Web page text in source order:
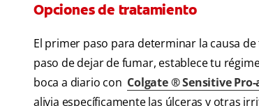
Opciones de tratamiento
El primer paso para determinar la causa
paso de dejar de fumar, establece tu
boca a diario con Colgate ® Sensitive
alivia específicamente las úlceras y otras